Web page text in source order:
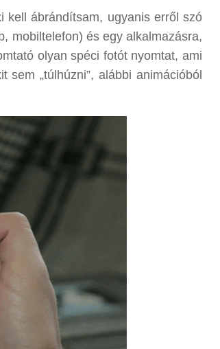
kell ábrándítsam, ugyanis erről szó
mobiltelefon) és egy alkalmazásra,
olyan spéci fotót nyomtat, ami
„túlhúzni”, alábbi animációból